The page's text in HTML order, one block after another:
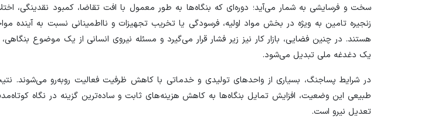
سخت و فرسایشی به شمار می‌آید؛ دوره‌ای که بنگاه‌ها به طور معمول با افت تقاضا، کمبود نقدینگی،
زنجیره تامین به ویژه در بخش مواد اولیه، فرسودگی یا تخریب تجهیزات و نااطمینانی نسبت به آینده
هستند. در چنین فضایی، بازار کار نیز زیر فشار قرار می‌گیرد و مسئله نیروی انسانی از یک موضوع بنگاهی،
یک دغدغه ملی تبدیل می‌شود.
در شرایط پساجنگ، بسیاری از واحد‌های تولیدی و خدماتی با کاهش ظرفیت فعالیت روبه‌رو می‌شوند.
طبیعی این وضعیت، افزایش تمایل بنگاه‌ها به کاهش هزینه‌های ثابت و ساده‌ترین گزینه در نگاه
تعدیل نیرو است.